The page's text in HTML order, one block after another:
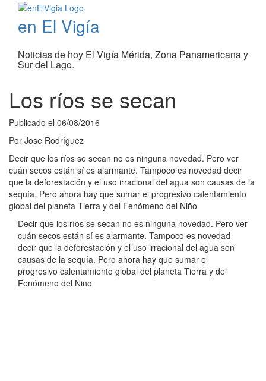
en El Vigía
Noticias de hoy El Vigía Mérida, Zona Panamericana y
Sur del Lago.
Los ríos se secan
Publicado el 06/08/2016
Por Jose Rodríguez
Decir que los ríos se secan no es ninguna novedad. Pero ver
cuán secos están sí es alarmante. Tampoco es novedad decir
que la deforestación y el uso irracional del agua son causas de la
sequía. Pero ahora hay que sumar el progresivo calentamiento
global del planeta Tierra y del Fenómeno del Niño
Decir que los ríos se secan no es ninguna novedad. Pero ver
cuán secos están sí es alarmante. Tampoco es novedad
decir que la deforestación y el uso irracional del agua son
causas de la sequía. Pero ahora hay que sumar el
progresivo calentamiento global del planeta Tierra y del
Fenómeno del Niño